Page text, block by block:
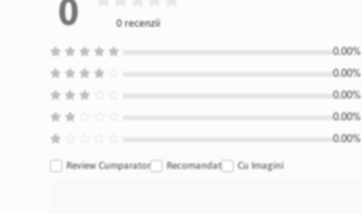
0 0 recenzii
Review Cumparator Recomandat Cu Imagini